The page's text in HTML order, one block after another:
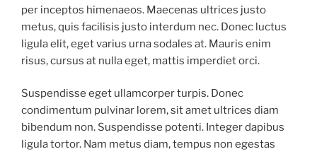
per inceptos himenaeos. Maecenas ultrices justo
metus, quis facilisis justo interdum nec. Donec luctus
ligula elit, eget varius urna sodales at. Mauris enim
risus, cursus at nulla eget, mattis imperdiet orci.
Suspendisse eget ullamcorper turpis. Donec
condimentum pulvinar lorem, sit amet ultrices diam
bibendum non. Suspendisse potenti. Integer dapibus
ligula tortor. Nam metus diam, tempus non egestas